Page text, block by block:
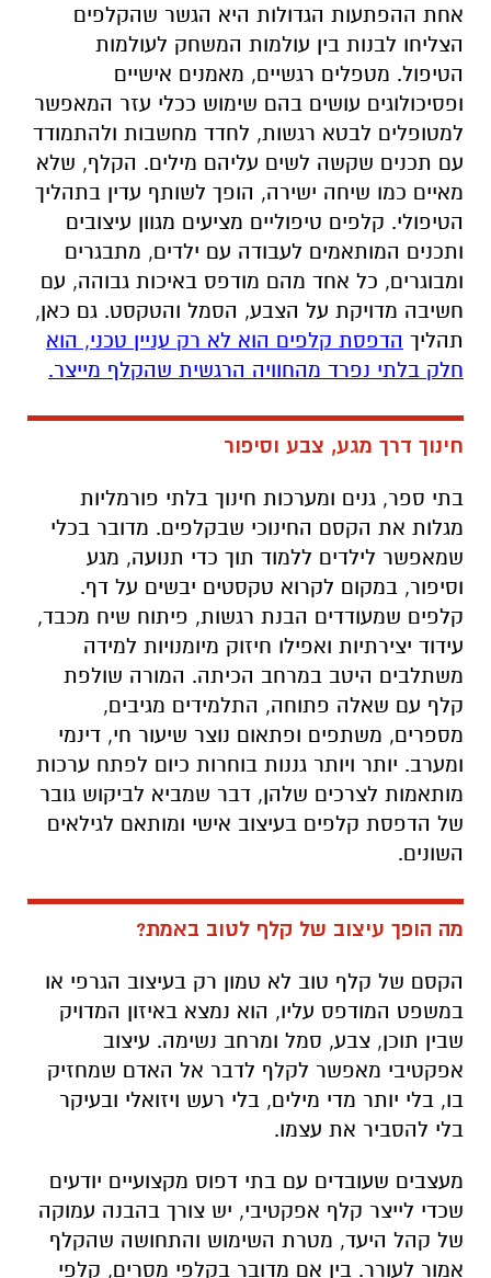
אחת ההפתעות הגדולות היא הגשר שהקלפים
הצליחו לבנות בין עולמות המשחק לעולמות
הטיפול. מטפלים רגשיים, מאמנים אישיים
ופסיכולוגים עושים בהם שימוש ככלי עזר המאפשר
למטופלים לבטא רגשות, לחדד מחשבות ולהתמודד
עם תכנים שקשה לשים עליהם מילים. הקלף, שלא
מאיים כמו שיחה ישירה, הופך לשותף עדין בתהליך
הטיפולי. קלפים טיפוליים מציעים מגוון עיצובים
ותכנים המותאמים לעבודה עם ילדים, מתבגרים
ומבוגרים, כל אחד מהם מודפס באיכות גבוהה, עם
חשיבה מדויקת על הצבע, הסמל והטקסט. גם כאן,
תהליך הדפסת קלפים הוא לא רק עניין טכני, הוא
חלק בלתי נפרד מהחוויה הרגשית שהקלף מייצר.
חינוך דרך מגע, צבע וסיפור
בתי ספר, גנים ומערכות חינוך בלתי פורמליות
מגלות את הקסם החינוכי שבקלפים. מדובר בכלי
שמאפשר לילדים ללמוד תוך כדי תנועה, מגע
וסיפור, במקום לקרוא טקסטים יבשים על דף.
קלפים שמעודדים הבנת רגשות, פיתוח שיח מכבד,
עידוד יצירתיות ואפילו חיזוק מיומנויות למידה
משתלבים היטב במרחב הכיתה. המורה שולפת
קלף עם שאלה פתוחה, התלמידים מגיבים,
מספרים, משתפים ופתאום נוצר שיעור חי, דינמי
ומערב. יותר ויותר גננות בוחרות כיום לפתח ערכות
מותאמות לצרכים שלהן, דבר שמביא לביקוש גובר
של הדפסת קלפים בעיצוב אישי ומותאם לגילאים
השונים.
מה הופך עיצוב של קלף לטוב באמת?
הקסם של קלף טוב לא טמון רק בעיצוב הגרפי או
במשפט המודפס עליו, הוא נמצא באיזון המדויק
שבין תוכן, צבע, סמל ומרחב נשימה. עיצוב
אפקטיבי מאפשר לקלף לדבר אל האדם שמחזיק
בו, בלי יותר מדי מילים, בלי רעש ויזואלי ובעיקר
בלי להסביר את עצמו.
מעצבים שעובדים עם בתי דפוס מקצועיים יודעים
שכדי לייצר קלף אפקטיבי, יש צורך בהבנה עמוקה
של קהל היעד, מטרת השימוש והתחושה שהקלף
אמור לעורר. בין אם מדובר בקלפי מסרים, קלפי